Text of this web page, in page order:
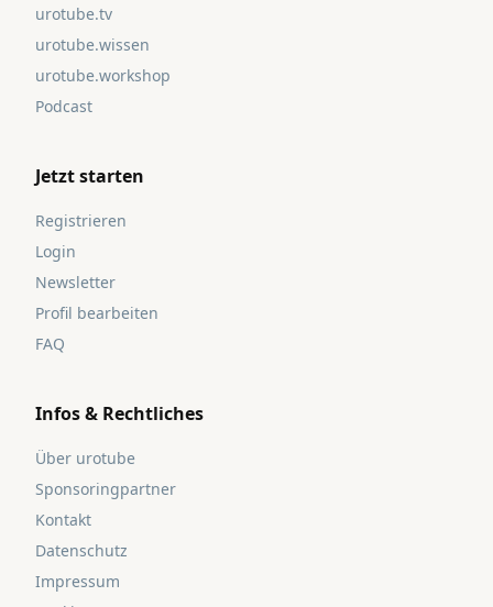
urotube.tv
urotube.wissen
urotube.workshop
Podcast
Jetzt starten
Registrieren
Login
Newsletter
Profil bearbeiten
FAQ
Infos & Rechtliches
Über urotube
Sponsoringpartner
Kontakt
Datenschutz
Impressum